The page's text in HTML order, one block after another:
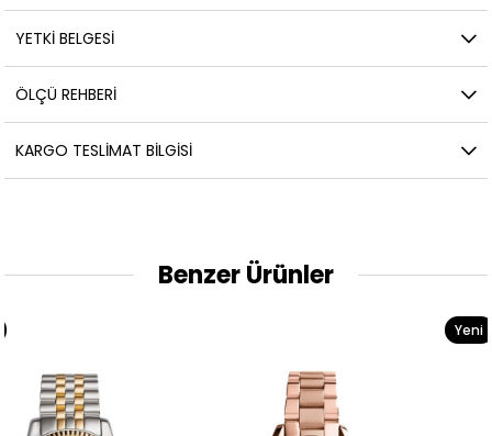
YETKİ BELGESİ
ÖLÇÜ REHBERI
KARGO TESLIMAT BILGISI
Benzer Ürünler